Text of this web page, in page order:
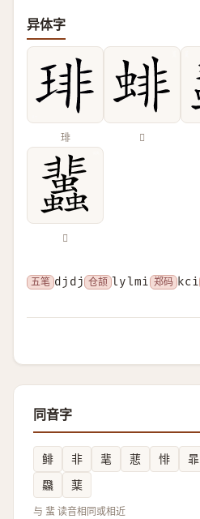
异体字
琲 𧍃
𧕿
五笔 djdj 仓颉 lylmi 郑码 kci
同音字
鲱 非 靟 蕜 悱 暃
飝
䕁
与 蜚 读音相同或相近